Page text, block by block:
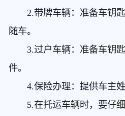
2.带牌车辆：准备车钥匙
随车。
3.过户车辆：准备车钥匙
件。
4.保险办理：提供车主姓
5.在托运车辆时，要仔细